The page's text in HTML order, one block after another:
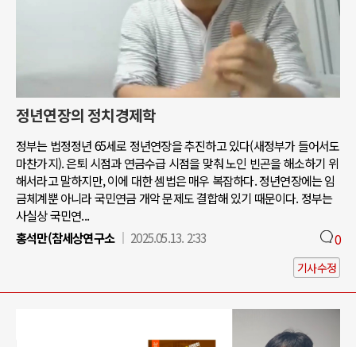
정년연장의 정치경제학
정부는 법정정년 65세로 정년연장을 추진하고 있다(새정부가 들어서도
마찬가지). 은퇴 시점과 연금수급 시점을 맞춰 노인 빈곤을 해소하기 위
해서라고 말하지만, 이에 대한 셈법은 매우 복잡하다. 정년연장에는 임
금체계뿐 아니라 국민연금 개악 문제도 결합해 있기 때문이다. 정부는
사실상 국민연...
홍석만(참세상연구소
2025.05.13. 2:33 0
기사수정